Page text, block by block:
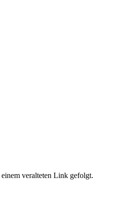
veralteten Link gefolgt.